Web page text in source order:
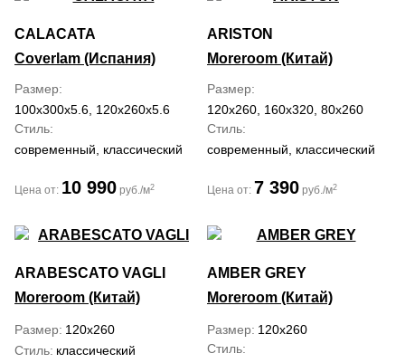
CALACATA
Coverlam (Испания)
Размер
100x300x5.6, 120x260x5.6
Стиль
современный, классический
Цена от: 10 990 руб./м2
ARISTON
Moreroom (Китай)
Размер
120x260, 160x320, 80x260
Стиль
современный, классический
Цена от: 7 390 руб./м2
ARABESCATO VAGLI
Moreroom (Китай)
Размер 120x260
Стиль классический
AMBER GREY
Moreroom (Китай)
Размер 120x260
Стиль